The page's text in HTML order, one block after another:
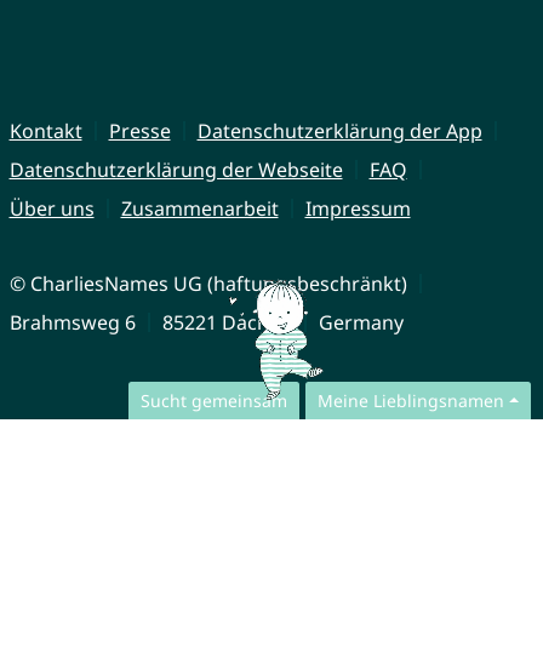
Sucht gemeinsam Meine Lieblingsnamen
Kontakt Presse
Datenschutzerklärung der App
Datenschutzerklärung der Webseite
FAQ
Über uns
Zusammenarbeit Impressum
© CharliesNames UG (haftungsbeschränkt)
Brahmsweg 6
85221 Dachau Germany